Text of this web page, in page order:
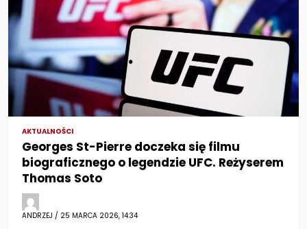
AKTUALNOŚCI
Georges St-Pierre doczeka się filmu
biograficznego o legendzie UFC. Reżyserem
Thomas Soto
ANDRZEJ / 25 MARCA 2026, 14:34